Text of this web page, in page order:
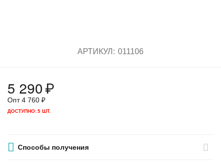
АРТИКУЛ: 011106
5 290₽
Опт4 760 ₽
ДОСТУПНО:5 ШТ.
Способы получения